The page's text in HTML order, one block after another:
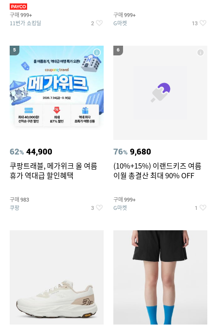
구매 999+
11번가 쇼킹딜 2
건 외 ~74%OFF
구매 999+
G마켓 13
5
62% 44,900
쿠팡트래블, 메가위크 올 여름
휴가 역대급 할인혜택
구매 983
쿠팡 3
6
76% 9,680
(10%+15%) 이랜드키즈 여름
이월 총결산 최대 90% OFF
구매 999+
G마켓 1